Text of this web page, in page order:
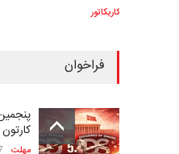
کاریکاتور
فراخوان
مهلت 7